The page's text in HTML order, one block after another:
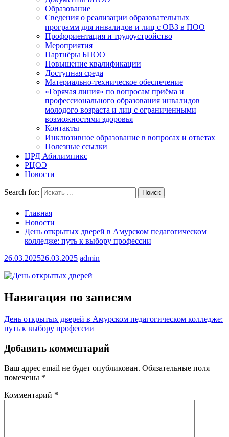
Образование
Сведения о реализации образовательных
программ для инвалидов и лиц с ОВЗ в ПОО
Профориентация и трудоустройство
Мероприятия
Партнёры БПОО
Повышение квалификации
Доступная среда
Материально-техническое обеспечение
«Горячая линия» по вопросам приёма и
профессионального образования инвалидов
молодого возраста и лиц с ограниченными
возможностями здоровья
Контакты
Инклюзивное образование в вопросах и ответах
Полезные ссылки
ЦРД Абилимпикс
РЦОЭ
Новости
Search for:
Главная
Новости
День открытых дверей в Амурском педагогическом
колледже: путь к выбору профессии
26.03.202526.03.2025 admin
Навигация по записям
День открытых дверей в Амурском педагогическом колледже:
путь к выбору профессии
Добавить комментарий
Ваш адрес email не будет опубликован. Обязательные поля
помечены *
Комментарий *